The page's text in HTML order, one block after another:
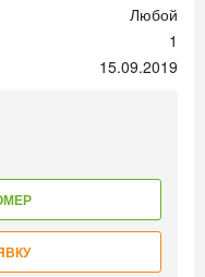
Любой
1
15.09.2019